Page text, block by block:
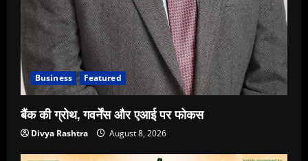
Business Featured
बैंक की ग्रोथ, गवर्नेंस और एआई पर फोकस
Divya Rashtra August 8, 2026